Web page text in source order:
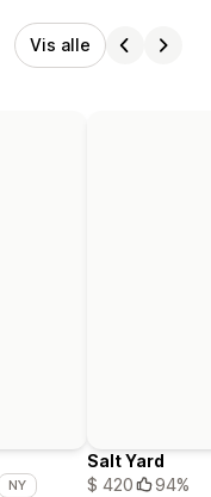
Vis alle
NY
Salt Yard
$ 420
94%